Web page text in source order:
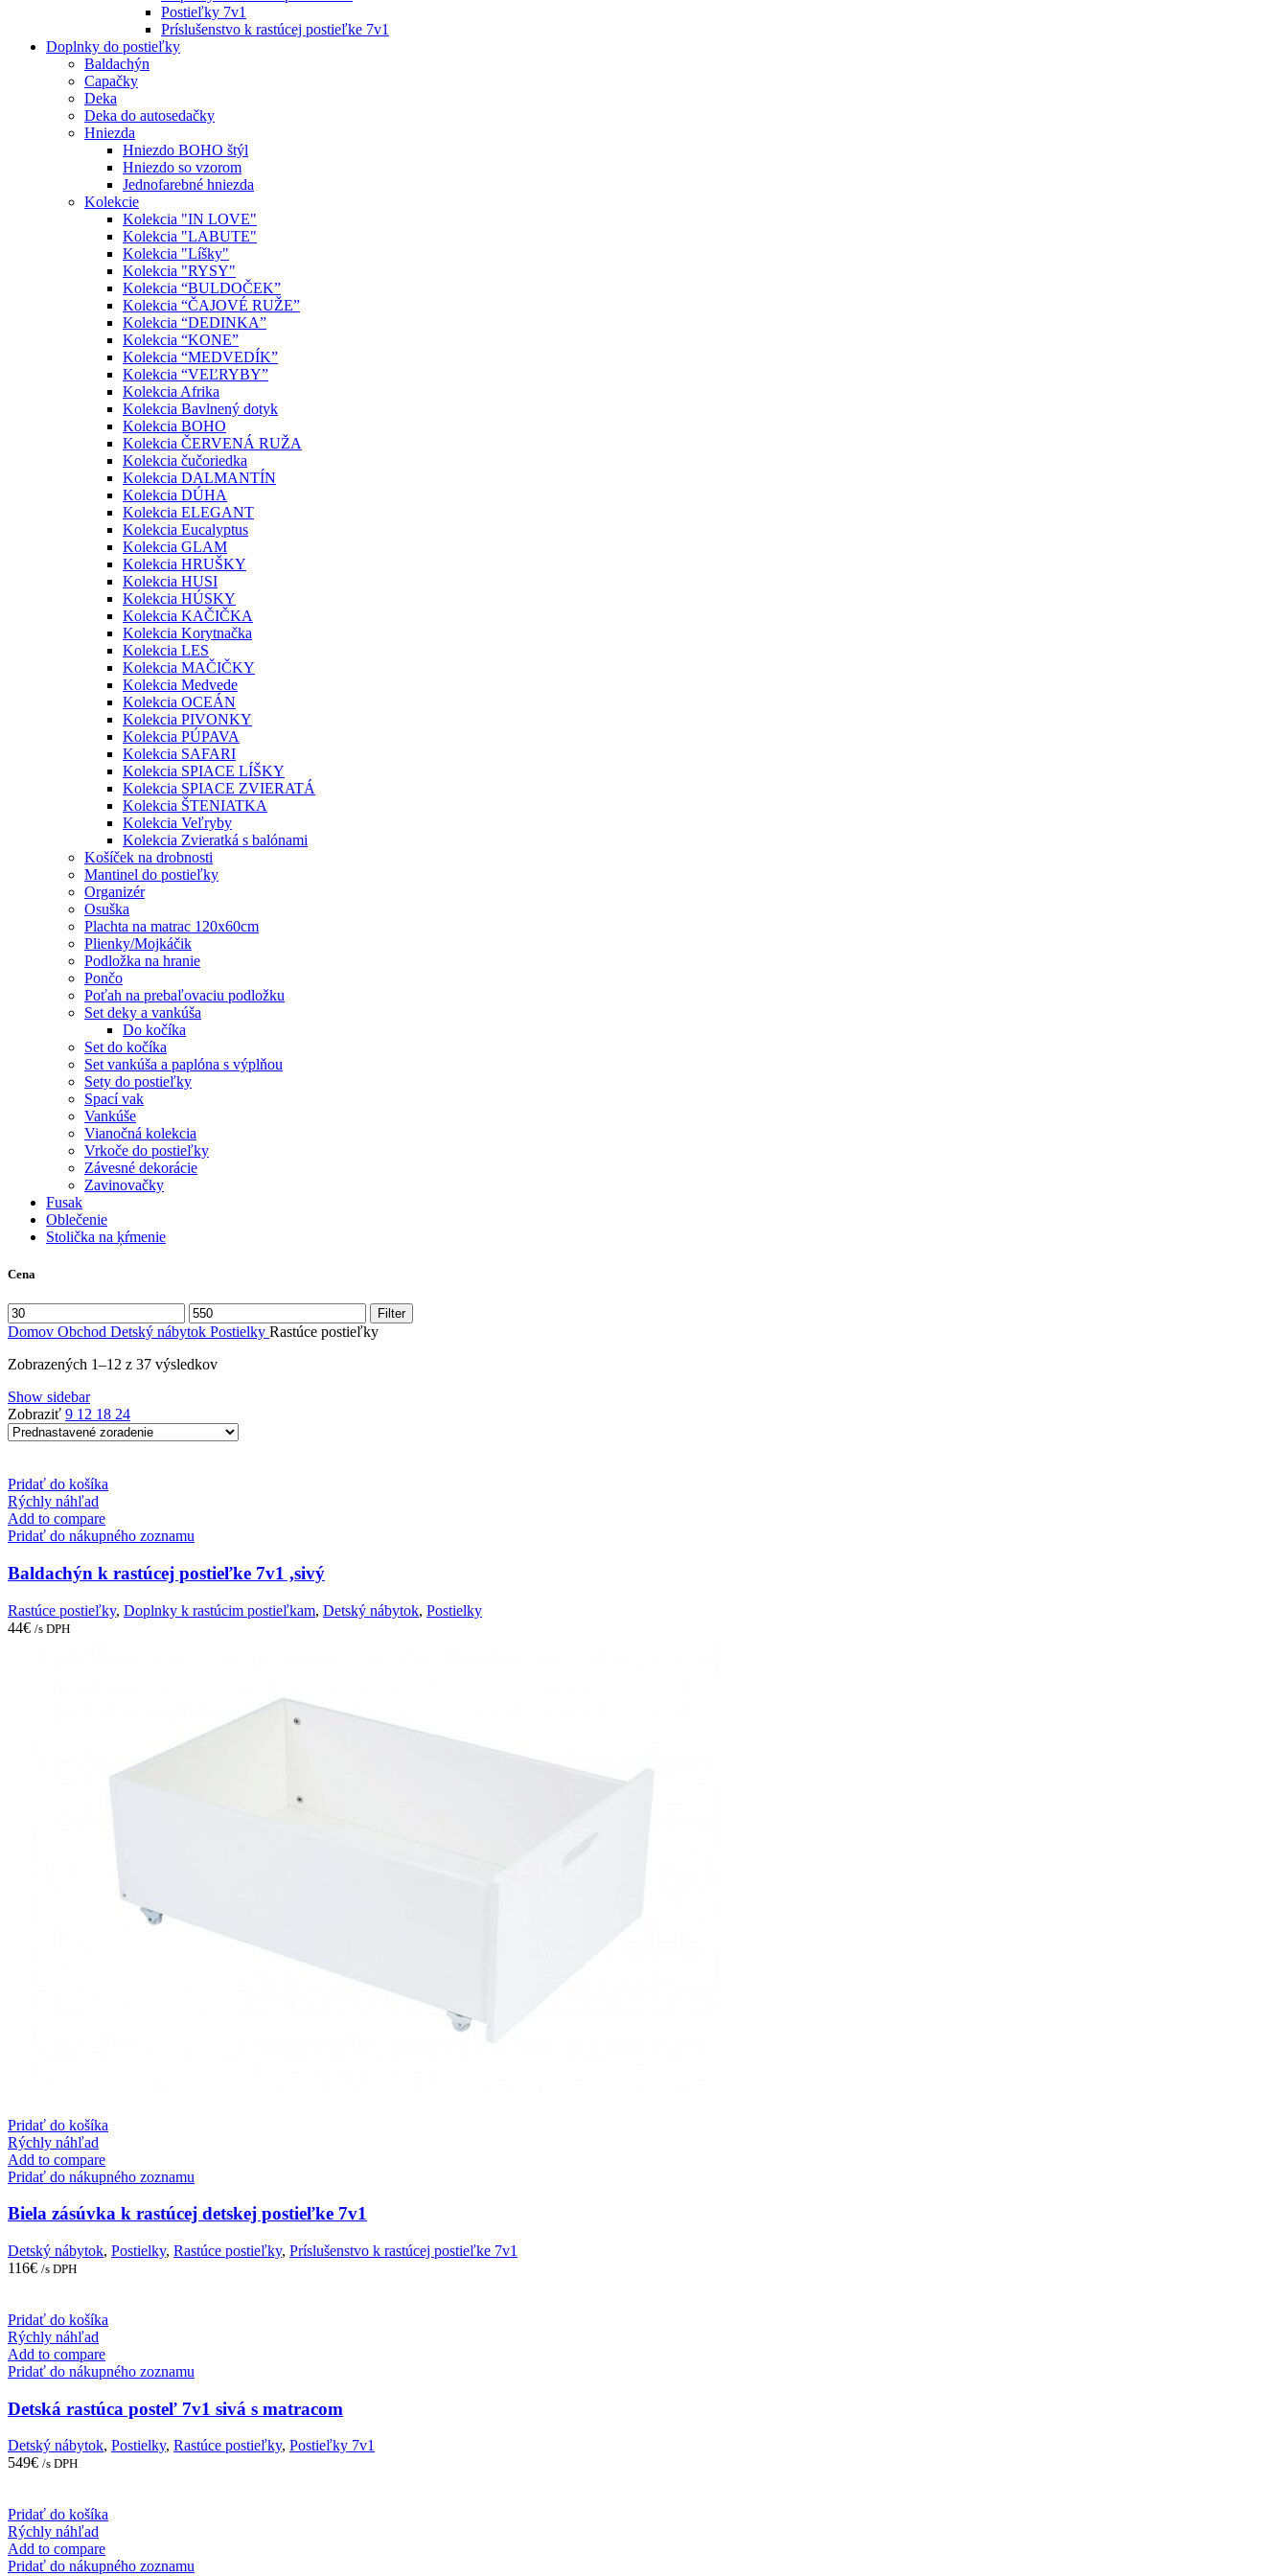
Postieľky 7v1
Príslušenstvo k rastúcej postieľke 7v1
Doplnky do postieľky
Baldachýn
Capačky
Deka
Deka do autosedačky
Hniezda
Hniezdo BOHO štýl
Hniezdo so vzorom
Jednofarebné hniezda
Kolekcie
Kolekcia "IN LOVE"
Kolekcia "LABUTE"
Kolekcia "Líšky"
Kolekcia "RYSY"
Kolekcia “BULDOČEK”
Kolekcia “ČAJOVÉ RUŽE”
Kolekcia “DEDINKA”
Kolekcia “KONE”
Kolekcia “MEDVEDÍK”
Kolekcia “VEĽRYBY”
Kolekcia Afrika
Kolekcia Bavlnený dotyk
Kolekcia BOHO
Kolekcia ČERVENÁ RUŽA
Kolekcia čučoriedka
Kolekcia DALMANTÍN
Kolekcia DÚHA
Kolekcia ELEGANT
Kolekcia Eucalyptus
Kolekcia GLAM
Kolekcia HRUŠKY
Kolekcia HUSI
Kolekcia HÚSKY
Kolekcia KAČIČKA
Kolekcia Korytnačka
Kolekcia LES
Kolekcia MAČIČKY
Kolekcia Medvede
Kolekcia OCEÁN
Kolekcia PIVONKY
Kolekcia PÚPAVA
Kolekcia SAFARI
Kolekcia SPIACE LÍŠKY
Kolekcia SPIACE ZVIERATÁ
Kolekcia ŠTENIATKA
Kolekcia Veľryby
Kolekcia Zvieratká s balónami
Košíček na drobnosti
Mantinel do postieľky
Organizér
Osuška
Plachta na matrac 120x60cm
Plienky/Mojkáčik
Podložka na hranie
Pončo
Poťah na prebaľovaciu podložku
Set deky a vankúša
Do kočíka
Set do kočíka
Set vankúša a paplóna s výplňou
Sety do postieľky
Spací vak
Vankúše
Vianočná kolekcia
Vrkoče do postieľky
Závesné dekorácie
Zavinovačky
Fusak
Oblečenie
Stolička na ķŕmenie
Cena
Minimálna
cena
Maximálna
cena
Filter
Domov Obchod Detský nábytok Postielky Rastúce postieľky
Zobrazených 1–12 z 37 výsledkov
Show sidebar
Zobraziť 9 12 18 24
Pridať do košíka
Rýchly náhľad
Add to compare
Pridať do nákupného zoznamu
Baldachýn k rastúcej postieľke 7v1 ,sivý
Rastúce postieľky, Doplnky k rastúcim postieľkam, Detský nábytok, Postielky
44€ /s DPH
Pridať do košíka
Rýchly náhľad
Add to compare
Pridať do nákupného zoznamu
Biela zásúvka k rastúcej detskej postieľke 7v1
Detský nábytok, Postielky, Rastúce postieľky, Príslušenstvo k rastúcej postieľke 7v1
116€ /s DPH
Pridať do košíka
Rýchly náhľad
Add to compare
Pridať do nákupného zoznamu
Detská rastúca posteľ 7v1 sivá s matracom
Detský nábytok, Postielky, Rastúce postieľky, Postieľky 7v1
549€ /s DPH
Pridať do košíka
Rýchly náhľad
Add to compare
Pridať do nákupného zoznamu